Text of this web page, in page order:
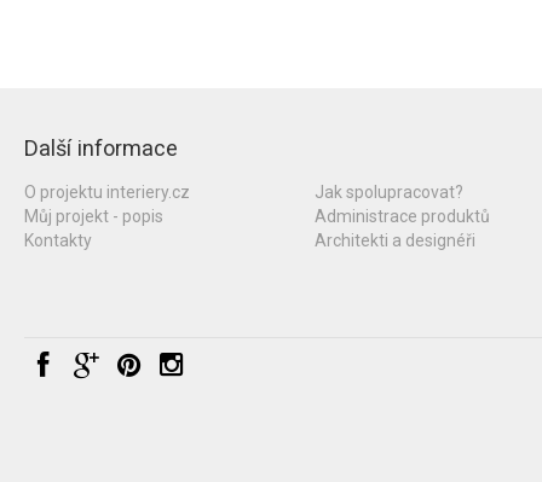
Další informace
O projektu interiery.cz
Můj projekt - popis
Kontakty
Jak spolupracovat?
Administrace produktů
Architekti a designéři